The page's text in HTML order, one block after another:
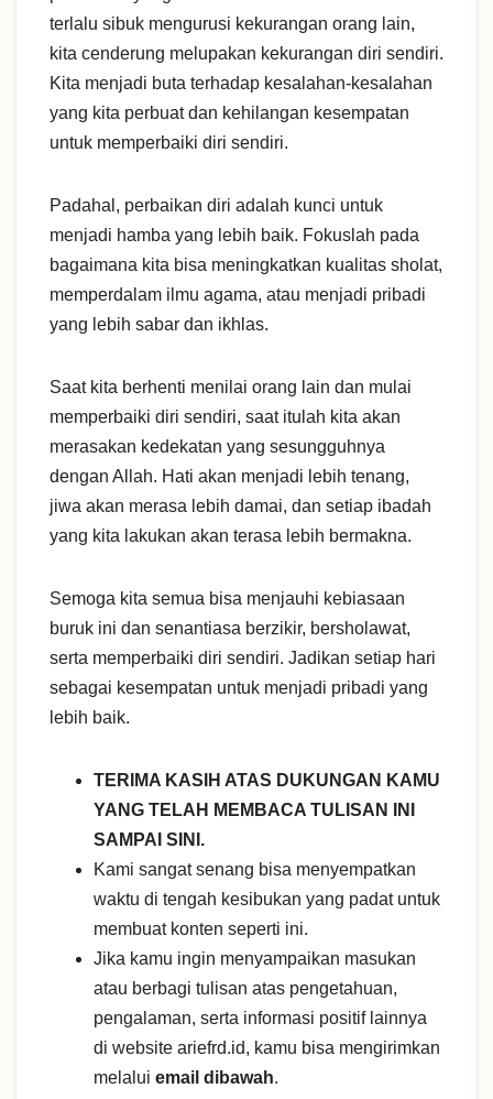
terlalu sibuk mengurusi kekurangan orang lain,
kita cenderung melupakan kekurangan diri sendiri.
Kita menjadi buta terhadap kesalahan-kesalahan
yang kita perbuat dan kehilangan kesempatan
untuk memperbaiki diri sendiri.
Padahal, perbaikan diri adalah kunci untuk
menjadi hamba yang lebih baik. Fokuslah pada
bagaimana kita bisa meningkatkan kualitas sholat,
memperdalam ilmu agama, atau menjadi pribadi
yang lebih sabar dan ikhlas.
Saat kita berhenti menilai orang lain dan mulai
memperbaiki diri sendiri, saat itulah kita akan
merasakan kedekatan yang sesungguhnya
dengan Allah. Hati akan menjadi lebih tenang,
jiwa akan merasa lebih damai, dan setiap ibadah
yang kita lakukan akan terasa lebih bermakna.
Semoga kita semua bisa menjauhi kebiasaan
buruk ini dan senantiasa berzikir, bersholawat,
serta memperbaiki diri sendiri. Jadikan setiap hari
sebagai kesempatan untuk menjadi pribadi yang
lebih baik.
TERIMA KASIH ATAS DUKUNGAN KAMU
YANG TELAH MEMBACA TULISAN INI
SAMPAI SINI.
Kami sangat senang bisa menyempatkan
waktu di tengah kesibukan yang padat untuk
membuat konten seperti ini.
Jika kamu ingin menyampaikan masukan
atau berbagi tulisan atas pengetahuan,
pengalaman, serta informasi positif lainnya
di website ariefrd.id, kamu bisa mengirimkan
melalui email dibawah.